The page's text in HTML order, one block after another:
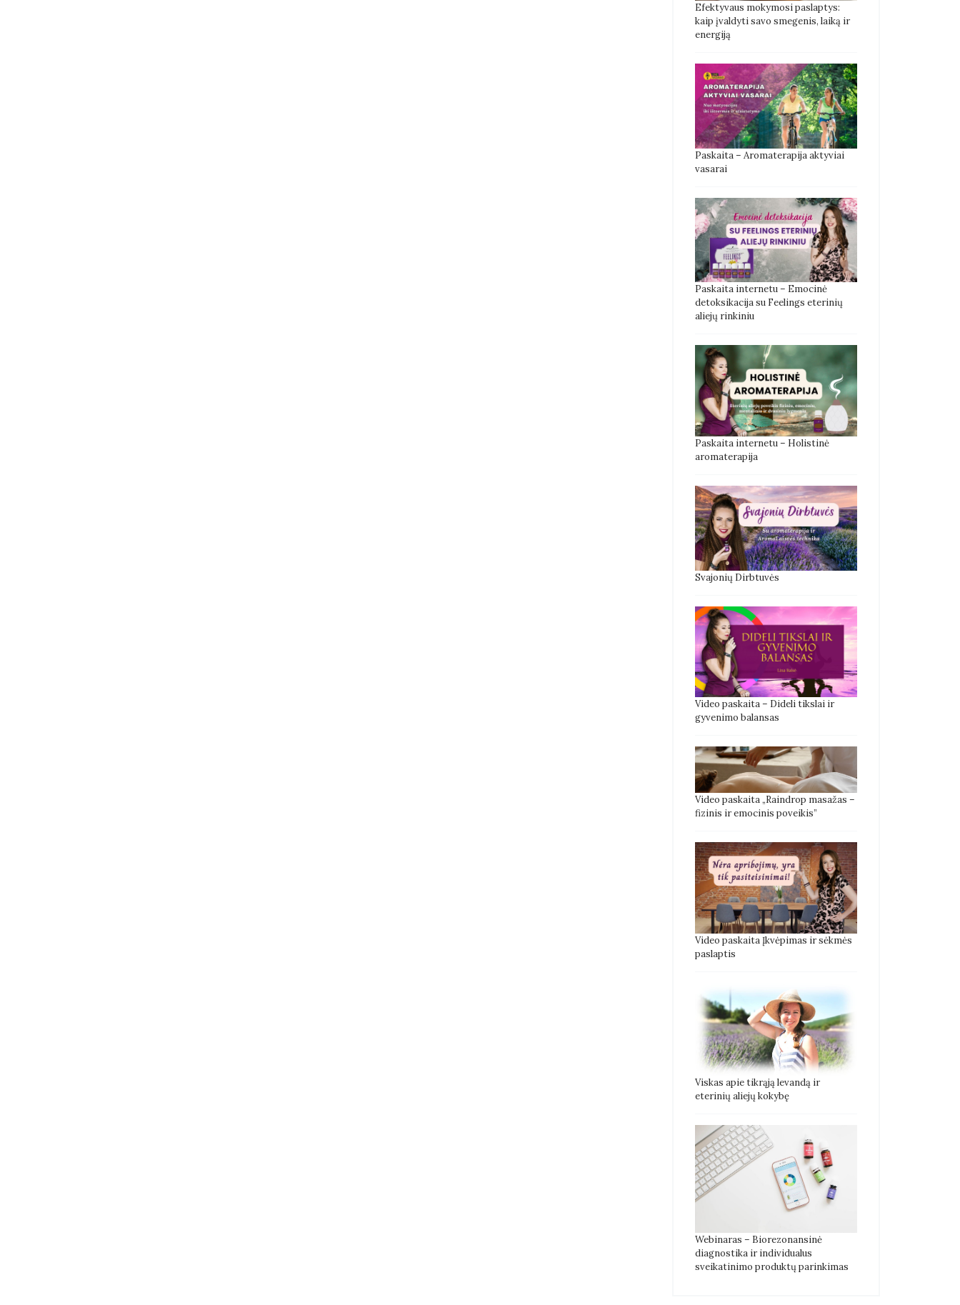
Efektyvaus mokymosi paslaptys:
kaip įvaldyti savo smegenis, laiką ir
energiją
Paskaita – Aromaterapija aktyviai
vasarai
Paskaita internetu – Emocinė
detoksikacija su Feelings eterinių
aliejų rinkiniu
Paskaita internetu – Holistinė
aromaterapija
Svajonių Dirbtuvės
Video paskaita – Dideli tikslai ir
gyvenimo balansas
Video paskaita „Raindrop masažas –
fizinis ir emocinis poveikis”
Video paskaita Įkvėpimas ir sėkmės
paslaptis
Viskas apie tikrąją levandą ir
eterinių aliejų kokybę
Webinaras – Biorezonansinė
diagnostika ir individualus
sveikatinimo produktų parinkimas